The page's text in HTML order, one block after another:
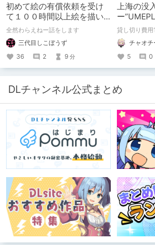
初めて絵の有償依頼を受け
て１００時間以上絵を描い
た話
全然わらえねー話をします
三代目しこぼうず
36
2 9 分
上海の没
ー
たら、2作
ネタバレ
貸し切り費用
チャオチ
5
0
DLチャンネル公式まとめ